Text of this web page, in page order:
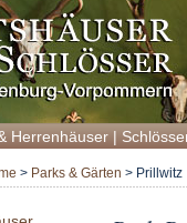
Herrenhäuser|
> Parks & Gärten > Prillwitz